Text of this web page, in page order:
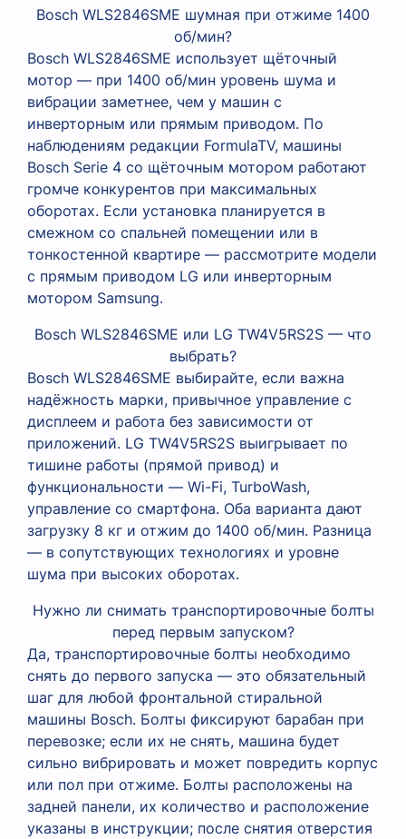
Bosch WLS2846SME шумная при отжиме 1400
об/мин?
Bosch WLS2846SME использует щёточный
мотор — при 1400 об/мин уровень шума и
вибрации заметнее, чем у машин с
инверторным или прямым приводом. По
наблюдениям редакции FormulaTV, машины
Bosch Serie 4 со щёточным мотором работают
громче конкурентов при максимальных
оборотах. Если установка планируется в
смежном со спальней помещении или в
тонкостенной квартире — рассмотрите модели
с прямым приводом LG или инверторным
мотором Samsung.
Bosch WLS2846SME или LG TW4V5RS2S — что
выбрать?
Bosch WLS2846SME выбирайте, если важна
надёжность марки, привычное управление с
дисплеем и работа без зависимости от
приложений. LG TW4V5RS2S выигрывает по
тишине работы (прямой привод) и
функциональности — Wi-Fi, TurboWash,
управление со смартфона. Оба варианта дают
загрузку 8 кг и отжим до 1400 об/мин. Разница
— в сопутствующих технологиях и уровне
шума при высоких оборотах.
Нужно ли снимать транспортировочные болты
перед первым запуском?
Да, транспортировочные болты необходимо
снять до первого запуска — это обязательный
шаг для любой фронтальной стиральной
машины Bosch. Болты фиксируют барабан при
перевозке; если их не снять, машина будет
сильно вибрировать и может повредить корпус
или пол при отжиме. Болты расположены на
задней панели, их количество и расположение
указаны в инструкции; после снятия отверстия